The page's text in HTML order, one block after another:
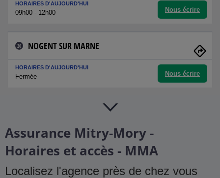
HORAIRES D'AUJOURD'HUI
09h00 - 12h00 Nous écrire
20 NOGENT SUR MARNE
HORAIRES D'AUJOURD'HUI
Fermée Nous écrire
Assurance Mitry-Mory -
Horaires et accès - MMA
Localisez l'agence près de chez vous